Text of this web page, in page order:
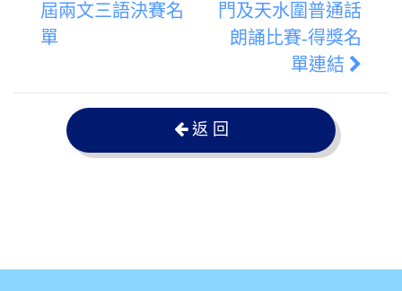
屆兩文三語決賽名
單
門及天水圍普通話
朗誦比賽-得獎名
單連結
返 回